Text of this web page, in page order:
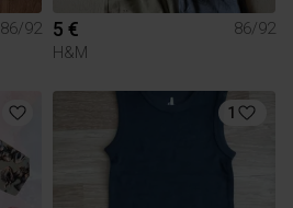
86/92
5 €
86/92
H&M
1